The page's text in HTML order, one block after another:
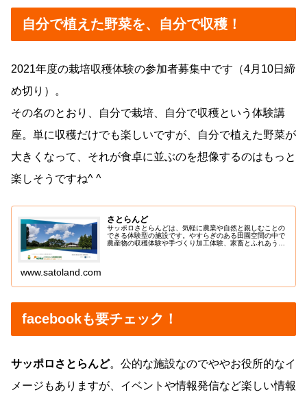
自分で植えた野菜を、自分で収穫！
2021年度の栽培収穫体験の参加者募集中です（4月10日締
め切り）。
その名のとおり、自分で栽培、自分で収穫という体験講
座。単に収穫だけでも楽しいですが、自分で植えた野菜が
大きくなって、それが食卓に並ぶのを想像するのはもっと
楽しそうですね^ ^
さとらんど
サッポロさとらんどは、気軽に農業や自然と親しむことの
できる体験型の施設です。やすらぎのある田園空間の中で
農産物の収穫体験や手づくり加工体験、家畜とふれあうこ
www.satoland.com
facebookも要チェック！
サッポロさとらんど。公的な施設なのでややお役所的なイ
メージもありますが、イベントや情報発信など楽しい情報